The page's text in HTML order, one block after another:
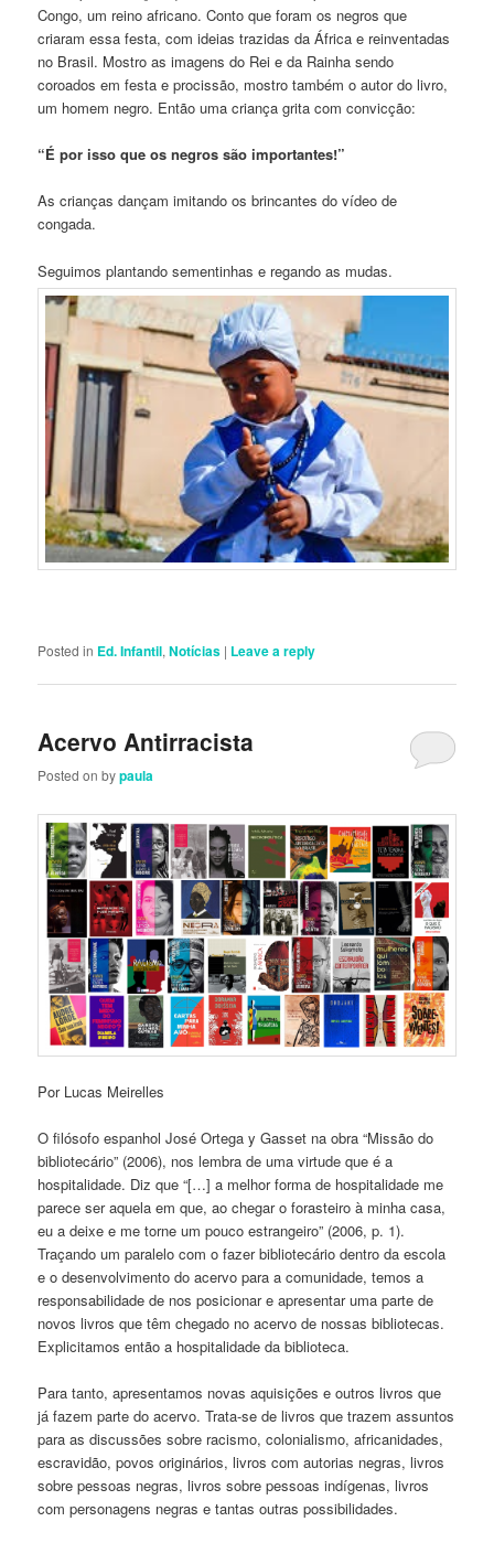
Congo, um reino africano. Conto que foram os negros que
criaram essa festa, com ideias trazidas da África e reinventadas
no Brasil. Mostro as imagens do Rei e da Rainha sendo
coroados em festa e procissão, mostro também o autor do livro,
um homem negro. Então uma criança grita com convicção:
“É por isso que os negros são importantes!”
As crianças dançam imitando os brincantes do vídeo de
congada.
Seguimos plantando sementinhas e regando as mudas.
Posted in Ed. Infantil,Notícias | Leave a reply
Acervo Antirracista
Posted onbypaula
Por Lucas Meirelles
O filósofo espanhol José Ortega y Gasset na obra “Missão do
bibliotecário” (2006), nos lembra de uma virtude que é a
hospitalidade. Diz que “[…] a melhor forma de hospitalidade me
parece ser aquela em que, ao chegar o forasteiro à minha casa,
eu a deixe e me torne um pouco estrangeiro” (2006, p. 1).
Traçando um paralelo com o fazer bibliotecário dentro da escola
e o desenvolvimento do acervo para a comunidade, temos a
responsabilidade de nos posicionar e apresentar uma parte de
novos livros que têm chegado no acervo de nossas bibliotecas.
Explicitamos então a hospitalidade da biblioteca.
Para tanto, apresentamos novas aquisições e outros livros que
já fazem parte do acervo. Trata-se de livros que trazem assuntos
para as discussões sobre racismo, colonialismo, africanidades,
escravidão, povos originários, livros com autorias negras, livros
sobre pessoas negras, livros sobre pessoas indígenas, livros
com personagens negras e tantas outras possibilidades.